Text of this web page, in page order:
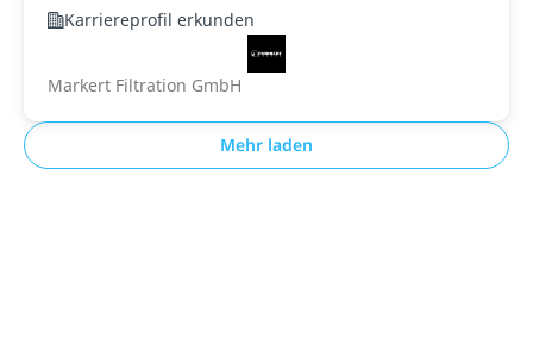
Karriereprofil erkunden
Markert Filtration GmbH
Mehr laden